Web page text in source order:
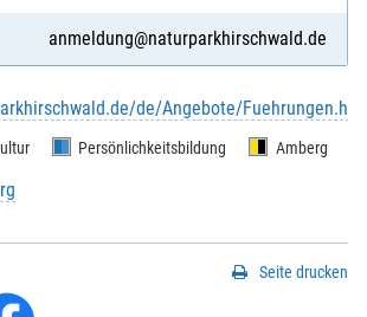
anmeldung@naturparkhirschwald.de
de/Angebote/
Persönlichkeitsbildung Amberg
Seite drucken